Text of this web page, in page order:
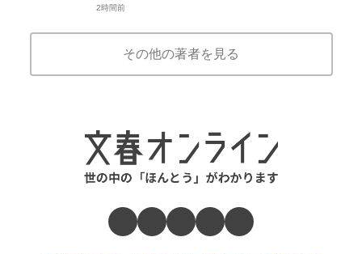
2時間前
その他の著者を見る